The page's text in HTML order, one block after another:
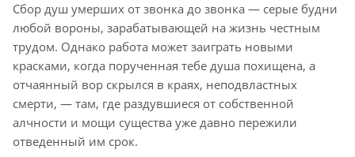
Сбор душ умерших от звонка до звонка — серые будни
любой вороны, зарабатывающей на жизнь честным
трудом. Однако работа может заиграть новыми
красками, когда порученная тебе душа похищена, а
отчаянный вор скрылся в краях, неподвластных
смерти, — там, где раздувшиеся от собственной
алчности и мощи существа уже давно пережили
отведенный им срок.